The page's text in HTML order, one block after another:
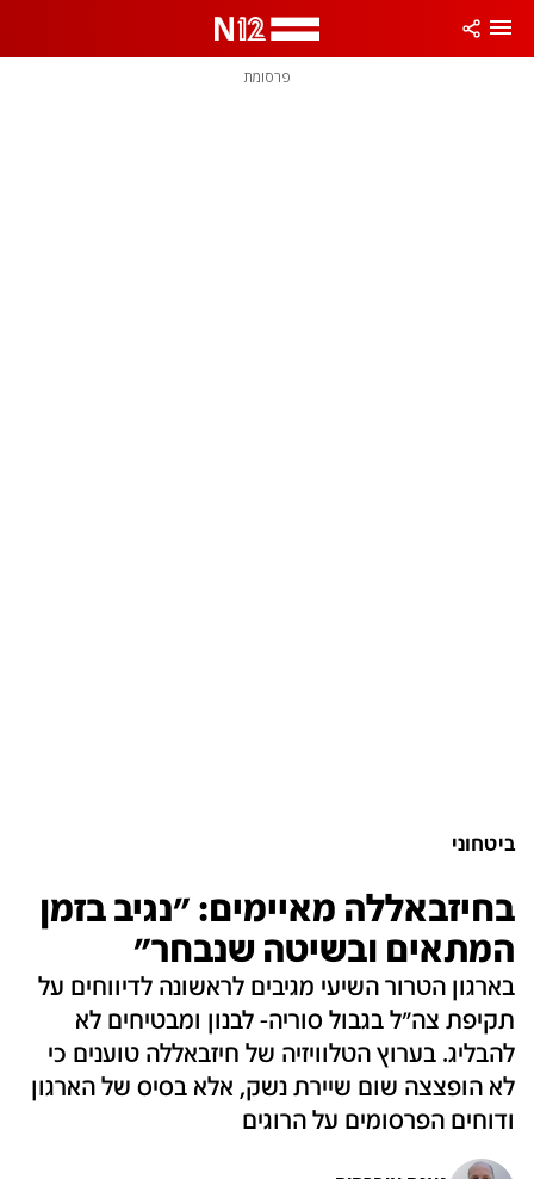
פרסומת
ביטחוני
בחיזבאללה מאיימים: "נגיב בזמן
המתאים ובשיטה שנבחר"
בארגון הטרור השיעי מגיבים לראשונה לדיווחים על
תקיפת צה"ל בגבול סוריה- לבנון ומבטיחים לא
להבליג. בערוץ הטלוויזיה של חיזבאללה טוענים כי
לא הופצצה שום שיירת נשק, אלא בסיס של הארגון
ודוחים הפרסומים על הרוגים‎